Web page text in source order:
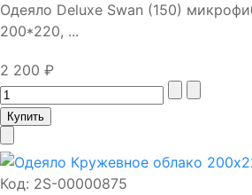
Одеяло Deluxe Swan (150)
200*220, ...
2 200 ₽
Код: 2S-00000875